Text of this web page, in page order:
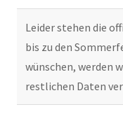
Leider stehen die
bis zu den
wünschen, werden
restlichen Daten